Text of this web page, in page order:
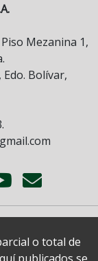
Mezanina 1,
Bolívar,
o total de